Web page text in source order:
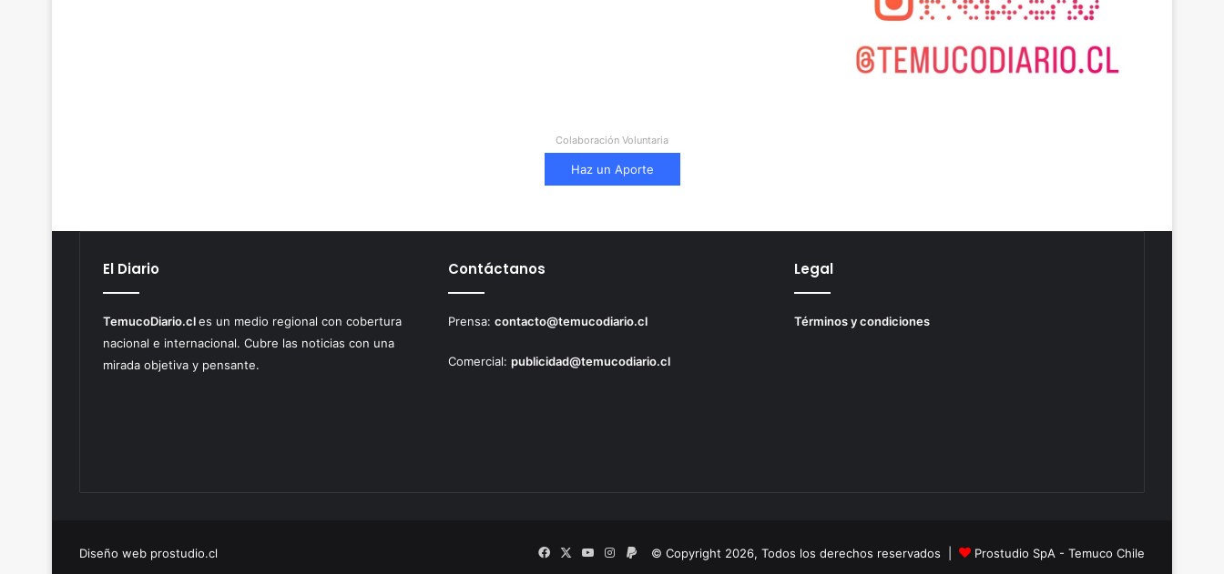
Colaboración Voluntaria
Haz un Aporte
El Diario
TemucoDiario.cles un medio regional con cobertura
nacional e internacional. Cubre las noticias con una
mirada objetiva y pensante.
Contáctanos
Prensa:contacto@temucodiario.cl
Comercial:publicidad@temucodiario.cl
Legal
Términos y condiciones
Diseño web prostudio.cl © Copyright 2026, Todos los derechos reservados | Prostudio SpA - Temuco Chile
FacebookYouTubeInstagram
PayPal